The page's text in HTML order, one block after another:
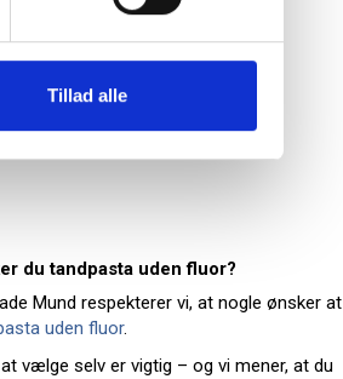
Tillad alle
du tandpasta uden fluor?
Mund respekterer vi, at nogle ønsker at
uden fluor.
vælge selv er vigtig – og vi mener, at du